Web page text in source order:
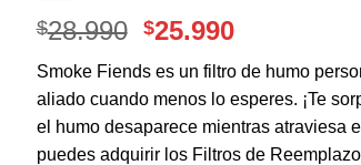
$28.990 El
original
era:
$28.990.
$25.990El
actual
es:
$25.990.
Smoke Fiends es un filtro de humo
aliado cuando menos lo esperes. ¡Te
el humo desaparece mientras atraviesa
puedes adquirir los Filtros de